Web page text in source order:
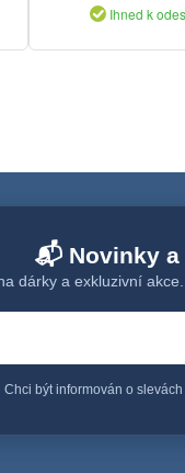
Ihned k
📬 Novinky
dárky a exkluzivní
Chci být informován o